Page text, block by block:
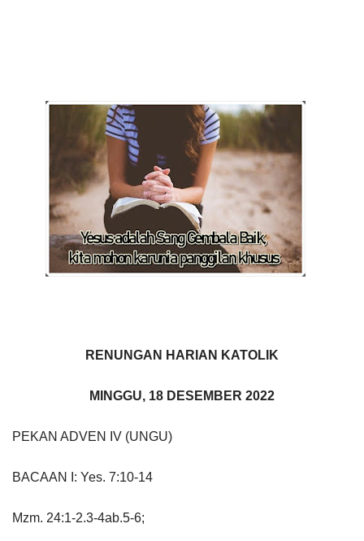
RENUNGAN HARIAN KATOLIK
MINGGU, 18 DESEMBER 2022
PEKAN ADVEN IV (UNGU)
BACAAN I: Yes. 7:10-14
Mzm. 24:1-2.3-4ab.5-6;